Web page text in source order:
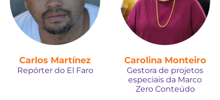
Carlos Martínez
Repórter do El Faro
Carolina Monteiro
Gestora de projetos
especiais da Marco
Zero Conteúdo